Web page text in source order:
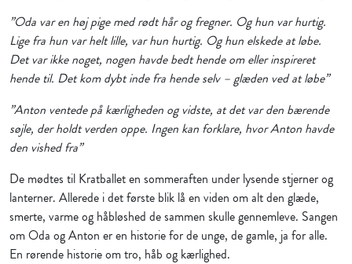
”Oda var en høj pige med rødt hår og fregner. Og hun var hurtig.
Lige fra hun var helt lille, var hun hurtig. Og hun elskede at løbe.
Det var ikke noget, nogen havde bedt hende om eller inspireret
hende til. Det kom dybt inde fra hende selv – glæden ved at løbe”
”Anton ventede på kærligheden og vidste, at det var den bærende
søjle, der holdt verden oppe. Ingen kan forklare, hvor Anton havde
den vished fra”
De mødtes til Kratballet en sommeraften under lysende stjerner og
lanterner. Allerede i det første blik lå en viden om alt den glæde,
smerte, varme og håbløshed de sammen skulle gennemleve. Sangen
om Oda og Anton er en historie for de unge, de gamle, ja for alle.
En rørende historie om tro, håb og kærlighed.